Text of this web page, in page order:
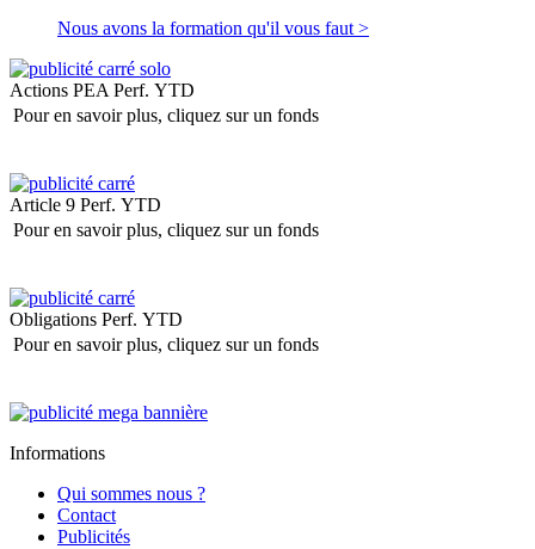
Nous avons la formation qu'il vous faut >
Actions PEA Perf. YTD
Pour en savoir plus, cliquez sur un fonds
Article 9 Perf. YTD
Pour en savoir plus, cliquez sur un fonds
Obligations Perf. YTD
Pour en savoir plus, cliquez sur un fonds
Informations
Qui sommes nous ?
Contact
Publicités